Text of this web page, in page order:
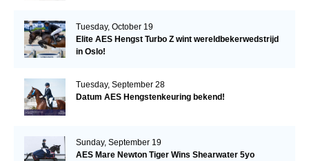
Tuesday, October 19
Elite AES Hengst Turbo Z wint wereldbekerwedstrijd
in Oslo!
Tuesday, September 28
Datum AES Hengstenkeuring bekend!
Sunday, September 19
AES Mare Newton Tiger Wins Shearwater 5yo